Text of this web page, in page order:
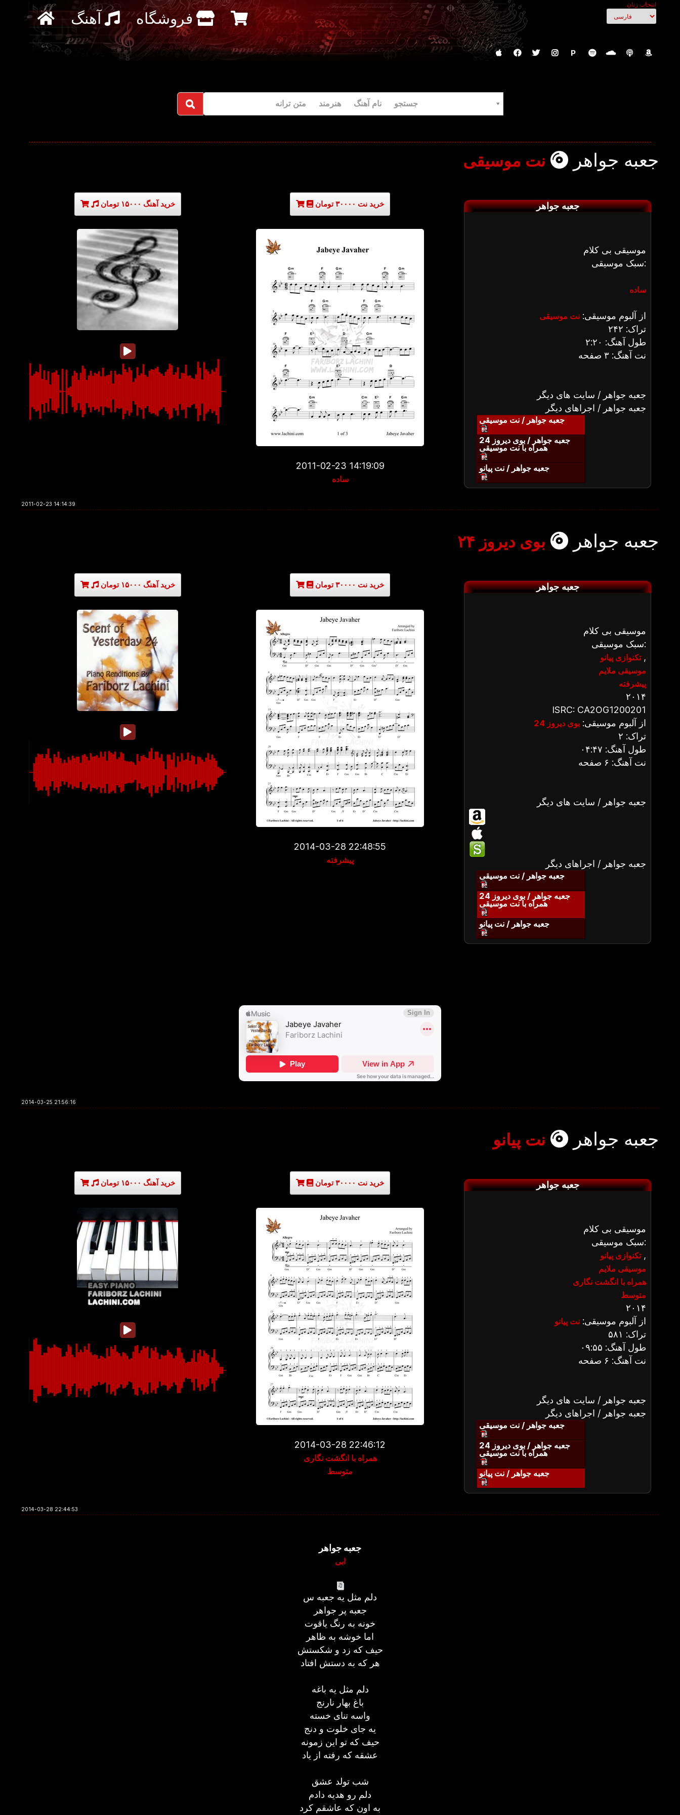
انتخاب زبان
آهنگ فروشگاه
P
جستجو نام آهنگ هنرمند متن ترانه
جعبه جواهر نت موسیقی
خرید آهنگ ۱۵۰۰۰ تومان خرید نت ۳۰۰۰۰ تومان
2011-02-23 14:19:09
ساده
جعبه جواهر
موسیقی بی کلام
سبک موسیقی:
ساده
از آلبوم موسیقی: نت موسیقی
تراک: ۲۴۲
طول آهنگ: ۲:۲۰
نت آهنگ: ۳ صفحه
جعبه جواهر / سایت های دیگر
جعبه جواهر / اجراهای دیگر
جعبه جواهر / نت موسیقی
جعبه جواهر / بوی دیروز 24
همراه با نت موسیقی
جعبه جواهر / نت پیانو
2011-02-23 14:14:39
جعبه جواهر بوی دیروز ۲۴
خرید آهنگ ۱۵۰۰۰ تومان خرید نت ۳۰۰۰۰ تومان
2014-03-28 22:48:55
پیشرفته
جعبه جواهر
موسیقی بی کلام
سبک موسیقی:
تکنوازی پیانو,
موسیقی ملایم
پیشرفته
۲۰۱۴
ISRC: CA2OG1200201
از آلبوم موسیقی: بوی دیروز 24
تراک: ۲
طول آهنگ: ۰۴:۴۷
نت آهنگ: ۶ صفحه
جعبه جواهر / سایت های دیگر
جعبه جواهر / اجراهای دیگر
جعبه جواهر / نت موسیقی
جعبه جواهر / بوی دیروز 24
همراه با نت موسیقی
جعبه جواهر / نت پیانو
2014-03-25 21:56:16
جعبه جواهر نت پیانو
خرید آهنگ ۱۵۰۰۰ تومان خرید نت ۳۰۰۰۰ تومان
2014-03-28 22:46:12
همراه با انگشت نگاری
متوسط
جعبه جواهر
موسیقی بی کلام
سبک موسیقی:
تکنوازی پیانو,
موسیقی ملایم
همراه با انگشت نگاری
متوسط
۲۰۱۴
از آلبوم موسیقی: نت پیانو
تراک: ۵۸۱
طول آهنگ: ۰۹:۵۵
نت آهنگ: ۶ صفحه
جعبه جواهر / سایت های دیگر
جعبه جواهر / اجراهای دیگر
جعبه جواهر / نت موسیقی
جعبه جواهر / بوی دیروز 24
همراه با نت موسیقی
جعبه جواهر / نت پیانو
2014-03-28 22:44:53
جعبه جواهر
ابی
دلم مثل یه جعبه س
جعبه پر جواهر
خونه به رنگ یاقوت
اما خوشه به ظاهر
حیف كه زد و شكستش
هر كه به دستش افتاد
دلم مثل یه باغه
باغ بهار نارنج
واسه تنای خسته
یه جای خلوت و دنج
حیف كه تو این زمونه
عشقه كه رفته از یاد
شب تولد عشق
دلم رو هدیه دادم
به اون كه عاشقم كرد